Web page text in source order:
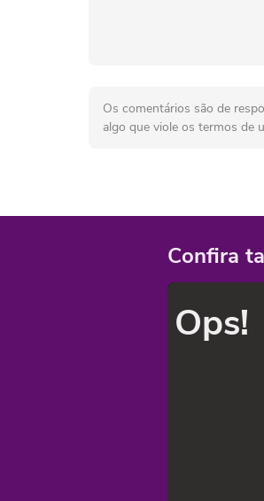
Os comentários são de
algo que viole os termos de
Confira
Ops!